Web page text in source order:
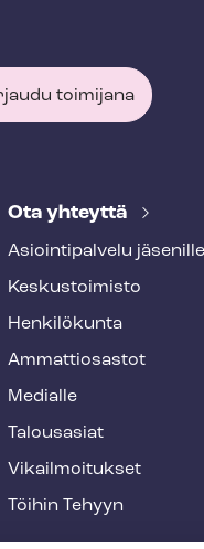
toimijana
Ota yhteyttä
Asioin­ti­pal­ve­lu jäsenille
Keskustoimisto
Henkilökunta
Ammattiosastot
Medialle
Talousasiat
Vi­kail­moi­tuk­set
Töihin Tehyyn